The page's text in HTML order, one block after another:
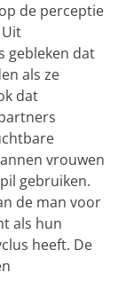
de perceptie
gebleken dat
als ze
dat
vrouwen
gebruiken.
de man voor
als hun
heeft. De